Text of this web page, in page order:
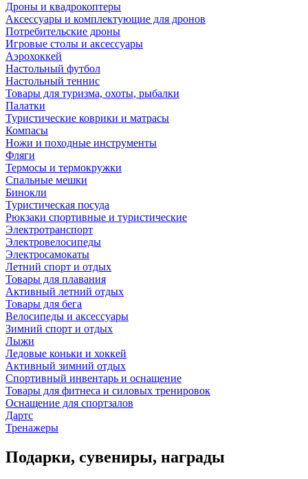
Дроны и квадрокоптеры
Аксессуары и комплектующие для дронов
Потребительские дроны
Игровые столы и аксессуары
Аэрохоккей
Настольный футбол
Настольный теннис
Товары для туризма, охоты, рыбалки
Палатки
Туристические коврики и матрасы
Компасы
Ножи и походные инструменты
Фляги
Термосы и термокружки
Спальные мешки
Бинокли
Туристическая посуда
Рюкзаки спортивные и туристические
Электротранспорт
Электровелосипеды
Электросамокаты
Летний спорт и отдых
Товары для плавания
Активный летний отдых
Товары для бега
Велосипеды и аксессуары
Зимний спорт и отдых
Лыжи
Ледовые коньки и хоккей
Активный зимний отдых
Спортивный инвентарь и оснащение
Товары для фитнеса и силовых тренировок
Оснащение для спортзалов
Дартс
Тренажеры
Подарки, сувениры, награды